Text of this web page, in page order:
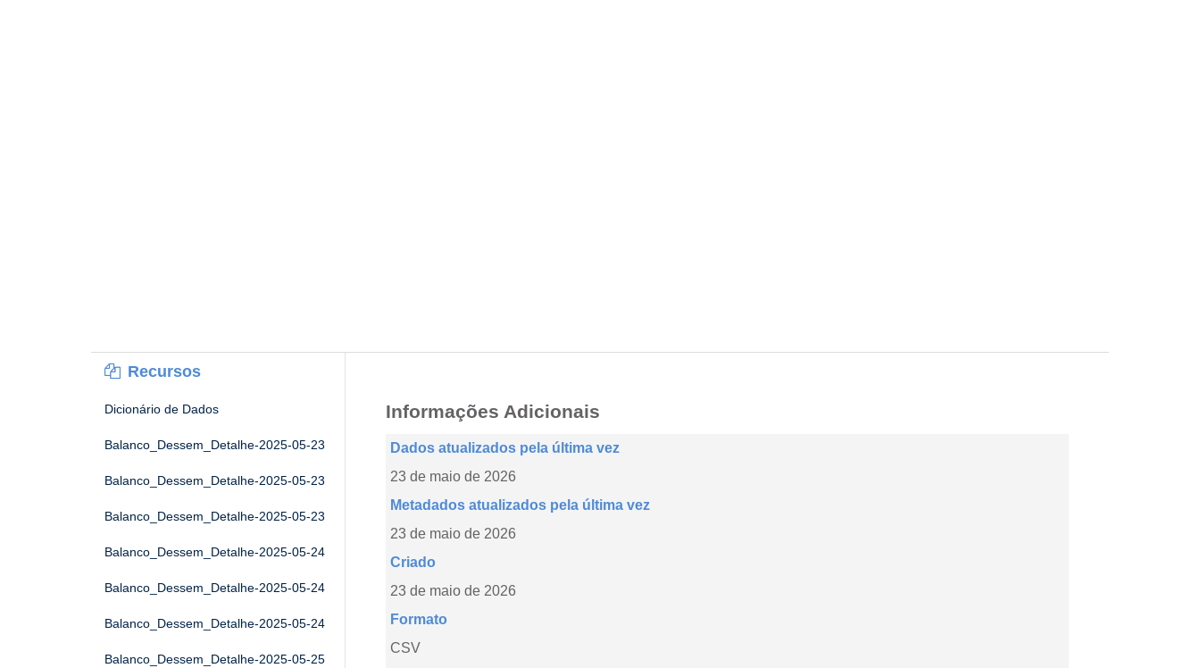
Recursos
Dicionário de Dados
Balanco_Dessem_Detalhe-2025-05-23
Balanco_Dessem_Detalhe-2025-05-23
Balanco_Dessem_Detalhe-2025-05-23
Balanco_Dessem_Detalhe-2025-05-24
Balanco_Dessem_Detalhe-2025-05-24
Balanco_Dessem_Detalhe-2025-05-24
Balanco_Dessem_Detalhe-2025-05-25
Informações Adicionais
Dados atualizados pela última vez
23 de maio de 2026
Metadados atualizados pela última vez
23 de maio de 2026
Criado
23 de maio de 2026
Formato
CSV